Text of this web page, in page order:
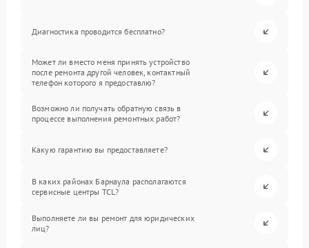
Диагностика проводится бесплатно?
Может ли вместо меня принять устройство
после ремонта другой человек, контактный
телефон которого я предоставлю?
Возможно ли получать обратную связь в
процессе выполнения ремонтных работ?
Какую гарантию вы предоставляете?
В каких районах Барнаула располагаются
сервисные центры TCL?
Выполняете ли вы ремонт для юридических
лиц?